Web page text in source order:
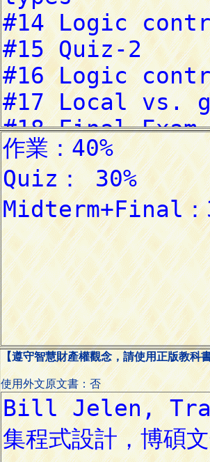
【遵守智慧財產權觀念，請使用正版教科
使用外文原文書：否